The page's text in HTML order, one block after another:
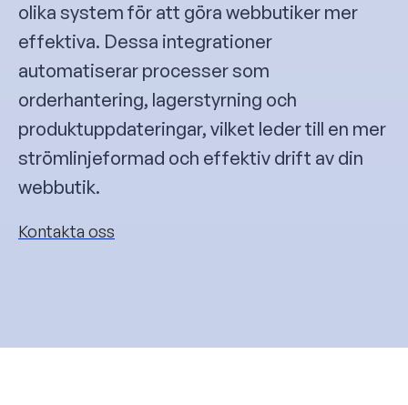
olika system för att göra webbutiker mer
effektiva. Dessa integrationer
automatiserar processer som
orderhantering, lagerstyrning och
produktuppdateringar, vilket leder till en mer
strömlinjeformad och effektiv drift av din
webbutik.
Kontakta oss